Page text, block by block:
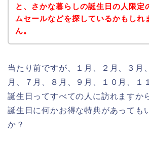
と、さかな暮らしの誕生日の人限定
ムセールなどを探しているかもしれ
ん。
当たり前ですが、１月、２月、３月
月、７月、８月、９月、１０月、１
誕生日ってすべての人に訪れますか
誕生日に何かお得な特典があっても
か？